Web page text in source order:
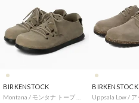
BIRKENSTOCK BIRKENSTOCK